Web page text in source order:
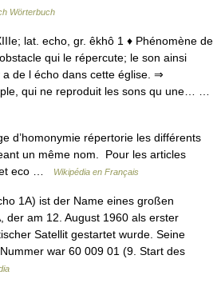
Wörterbuch
lat. echo, gr. êkhô 1 ♦ Phénomène de
qui le répercute; le son ainsi
de l écho dans cette église. ⇒
qui ne reproduit les sons qu une… …
d’homonymie répertorie les différents
un même nom. Pour les articles
et eco …
Wikipédia en Français
1A) ist der Name eines großen
der am 12. August 1960 als erster
Satellit gestartet wurde. Seine
war 60 009 01 (9. Start des